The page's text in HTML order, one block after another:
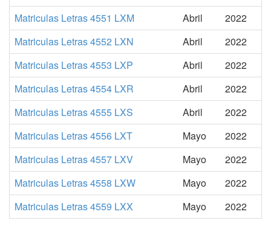
Matriculas Letras 4551 LXM
Abril
2022
Matriculas Letras 4552 LXN
Abril
2022
Matriculas Letras 4553 LXP
Abril
2022
Matriculas Letras 4554 LXR
Abril
2022
Matriculas Letras 4555 LXS
Abril
2022
Matriculas Letras 4556 LXT
Mayo
2022
Matriculas Letras 4557 LXV
Mayo
2022
Matriculas Letras 4558 LXW
Mayo
2022
Matriculas Letras 4559 LXX
Mayo 2022